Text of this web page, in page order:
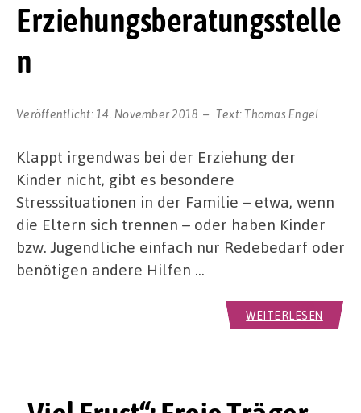
Erziehungsberatungsstelle
n
Veröffentlicht: 14. November 2018 Text:Thomas Engel
Klappt irgendwas bei der Erziehung der
Kinder nicht, gibt es besondere
Stresssituationen in der Familie – etwa, wenn
die Eltern sich trennen – oder haben Kinder
bzw. Jugendliche einfach nur Redebedarf oder
benötigen andere Hilfen …
WEITERLESEN